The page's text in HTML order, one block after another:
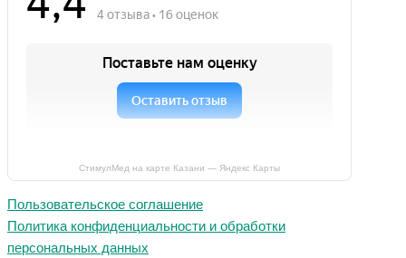
СтимулМед на карте Казани — Яндекс Карты
Пользовательское соглашение
Политика конфиденциальности и обработки
персональных данных